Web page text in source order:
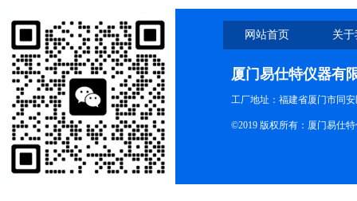
网站首页 关
厦门易仕特仪器有
工厂地址：福建省厦门市同
©2019 版权所有：厦门易仕